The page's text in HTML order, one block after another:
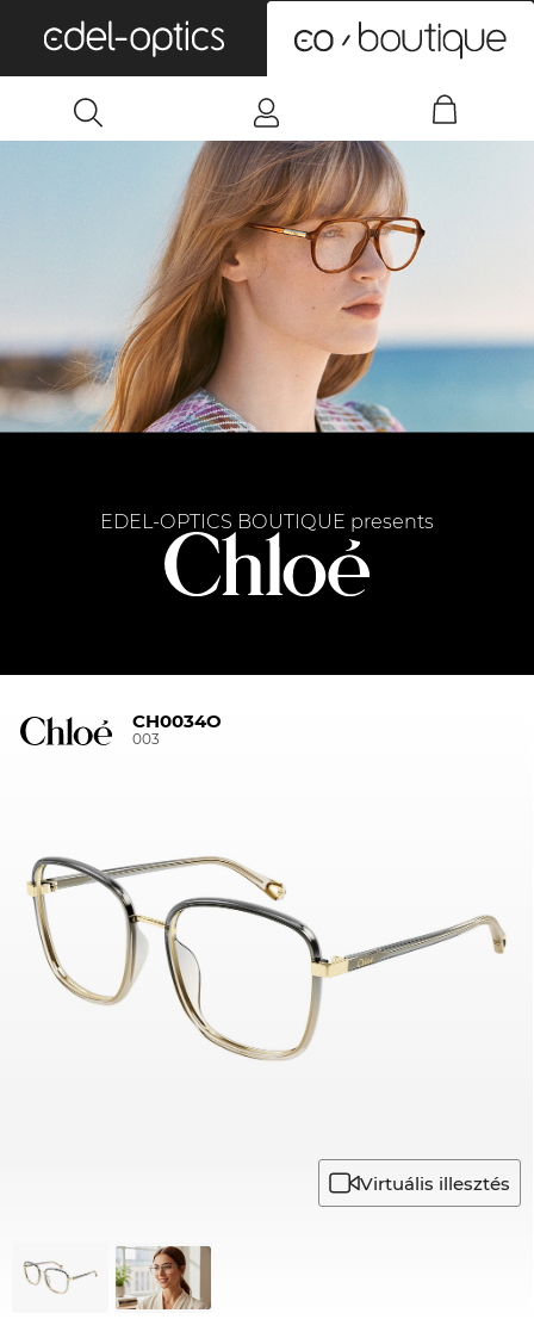
EDEL-OPTICS BOUTIQUE presents
CH0034O
003
Virtuális illesztés